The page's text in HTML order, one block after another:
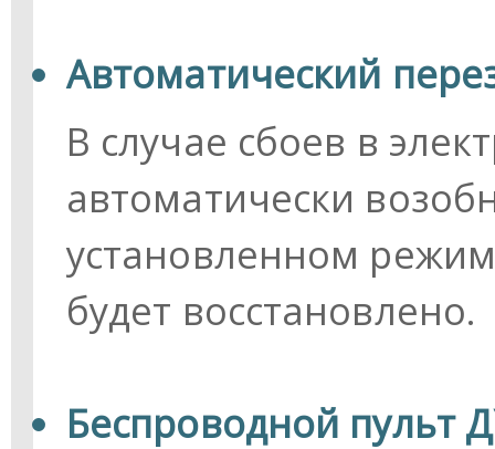
Автоматический
В случае сбоев в
автоматически
установленном
будет восстановлено.
Беспроводной пульт